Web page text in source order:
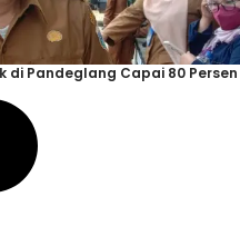
di Pandeglang Capai 80 Persen